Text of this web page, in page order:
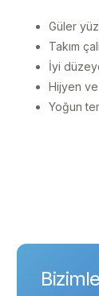
Güler
Takım
İyi
Hijyen
Yoğun